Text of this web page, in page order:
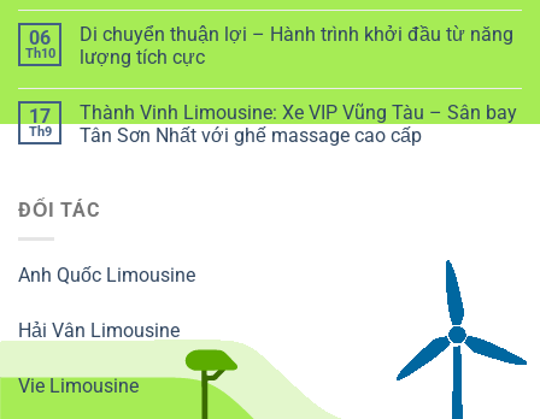
06
Th10
Di chuyển thuận lợi – Hành trình khởi đầu từ năng
lượng tích cực
17
Th9
Thành Vinh Limousine: Xe VIP Vũng Tàu – Sân bay
Tân Sơn Nhất với ghế massage cao cấp
ĐỐI TÁC
Anh Quốc Limousine
Hải Vân Limousine
Vie Limousine